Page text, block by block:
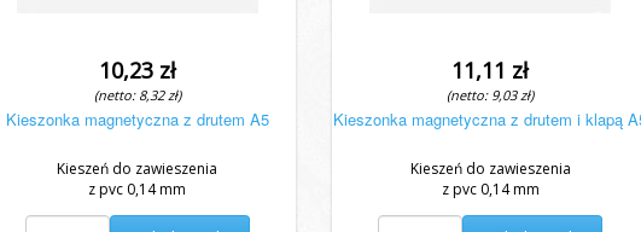
10,23 zł
(netto: 8,32 zł)
Kieszonka magnetyczna z drutem A5
Kieszeń do zawieszenia
z pvc 0,14 mm
11,11 zł
(netto: 9,03 zł)
Kieszonka magnetyczna z drutem i klapą
Kieszeń do zawieszenia
z pvc 0,14 mm